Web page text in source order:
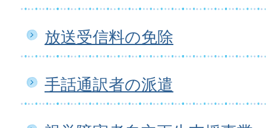
放送受信料の免除
手話通訳者の派遣